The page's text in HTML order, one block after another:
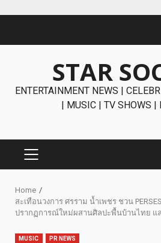
STAR
ENTERTAINMENT NEWS |
| MUSIC | TV SHOWS |
PRIMARY
Home
สะเทือนวงการ ศรราม น้ำเพชร ชวน
ปรากฏการณ์ใหม่ผสานศิลปะพื้นบ้านไทย แ
MUSIC PR NEWS